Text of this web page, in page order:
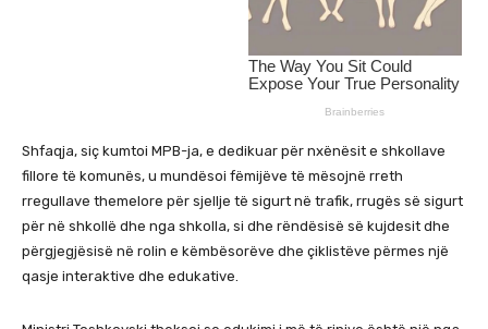
Shfaqja, siç kumtoi MPB-ja, e dedikuar për nxënësit e shkollave
fillore të komunës, u mundësoi fëmijëve të mësojnë rreth
rregullave themelore për sjellje të sigurt në trafik, rrugës së sigurt
për në shkollë dhe nga shkolla, si dhe rëndësisë së kujdesit dhe
përgjegjësisë në rolin e këmbësorëve dhe çiklistëve përmes një
qasje interaktive dhe edukative.